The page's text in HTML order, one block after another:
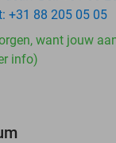
+31 88 205 05 05
want jouw
info)